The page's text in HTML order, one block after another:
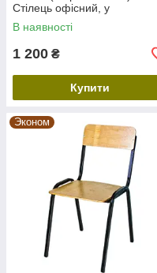
Стілець офісний, у
приймальню. Шкільні стільці,
в актовий зал,
В наявності
1 200 ₴
Купити
Эконом